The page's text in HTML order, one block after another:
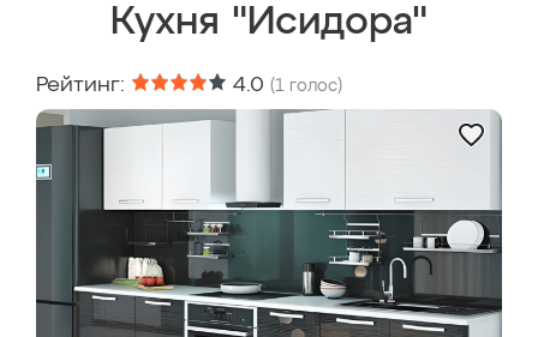
Кухня "Исидора"
Рейтинг: 4.0 (1 голос)